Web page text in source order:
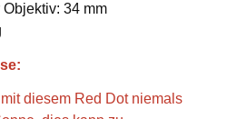
34 mm
diesem Red Dot niemals